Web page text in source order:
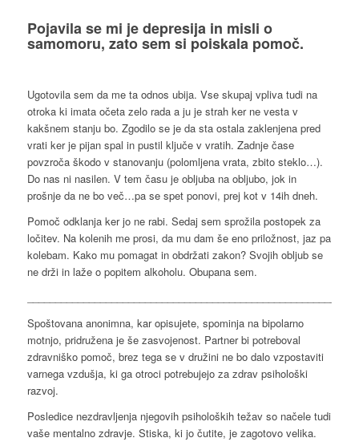
Pojavila se mi jedepresijain misli o
samomoru, zato sem si poiskala pomoč.
Ugotovila sem da me ta odnos ubija. Vse skupaj vpliva tudi na
otroka ki imata očeta zelo rada a ju je strah ker ne vesta v
kakšnem stanju bo. Zgodilo se je da sta ostala zaklenjena pred
vrati ker je pijan spal in pustil ključe v vratih. Zadnje čase
povzroča škodo v stanovanju (polomljena vrata, zbito steklo…).
Do nas ni nasilen. V tem času je obljuba na obljubo, jok in
prošnje da ne bo več…pa se spet ponovi, prej kot v 14ih dneh.
Pomoč odklanja ker jo ne rabi. Sedaj sem sprožila postopek za
ločitev. Na kolenih me prosi, da mu dam še eno priložnost, jaz pa
kolebam. Kako mu pomagat in obdržati zakon? Svojih obljub se
ne drži in laže o popitem alkoholu. Obupana sem.
Spoštovana anonimna, kar opisujete, spominja na bipolarno
motnjo, pridružena je še zasvojenost. Partner bi potreboval
zdravniško pomoč, brez tega se v družini ne bo dalo vzpostaviti
varnega vzdušja, ki ga otroci potrebujejo za zdrav psihološki
razvoj.
Posledice nezdravljenja njegovih psiholoških težav so načele tudi
vaše mentalno zdravje. Stiska, ki jo čutite, je zagotovo velika.